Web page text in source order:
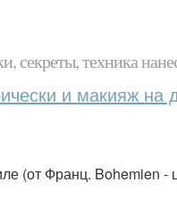
секреты, техника
и макияж на
(от Франц. Bohemien -